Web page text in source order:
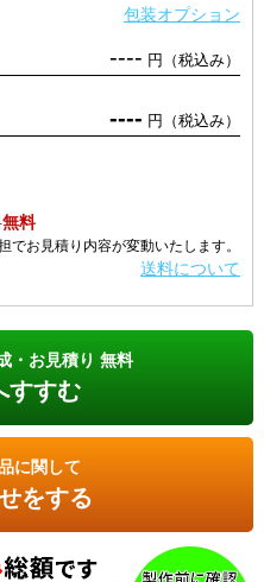
包装オプション
---- 円（税込み）
---- 円（税込み）
無料
でお見積り内容が変動いたします。
送料について
・お見積り 無料
すすむ
に関して
をする